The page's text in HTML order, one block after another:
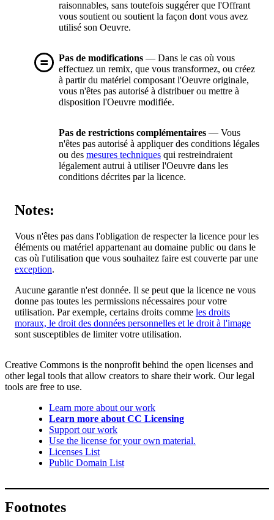
raisonnables, sans toutefois suggérer que l'Offrant
vous soutient ou soutient la façon dont vous avez
utilisé son Oeuvre.
Pas de modifications — Dans le cas où vous
effectuez un remix, que vous transformez, ou créez
à partir du matériel composant l'Oeuvre originale,
vous n'êtes pas autorisé à distribuer ou mettre à
disposition l'Oeuvre modifiée.
Pas de restrictions complémentaires — Vous
n'êtes pas autorisé à appliquer des conditions légales
ou des mesures techniques qui restreindraient
légalement autrui à utiliser l'Oeuvre dans les
conditions décrites par la licence.
Notes:
Vous n'êtes pas dans l'obligation de respecter la licence pour les
éléments ou matériel appartenant au domaine public ou dans le
cas où l'utilisation que vous souhaitez faire est couverte par une
exception.
Aucune garantie n'est donnée. Il se peut que la licence ne vous
donne pas toutes les permissions nécessaires pour votre
utilisation. Par exemple, certains droits comme les droits
moraux, le droit des données personnelles et le droit à l'image
sont susceptibles de limiter votre utilisation.
Creative Commons is the nonprofit behind the open licenses and
other legal tools that allow creators to share their work. Our legal
tools are free to use.
Learn more about our work
Learn more about CC Licensing
Support our work
Use the license for your own material.
Licenses List
Public Domain List
Footnotes